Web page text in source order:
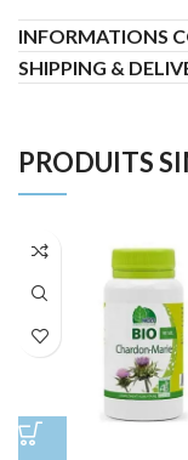
INFORMATIONS
SHIPPING &
PRODUITS